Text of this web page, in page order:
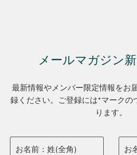
メールマガジン
最新情報やメンバー限定情報をお
録ください。ご登録には*マークの
ります。
お名前：姓(全角) お